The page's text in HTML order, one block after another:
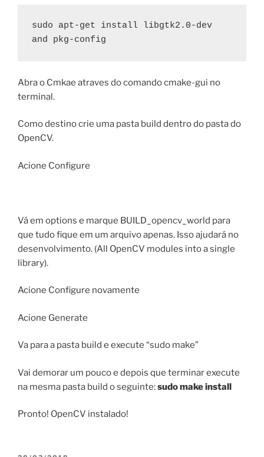
sudo apt-get install libgtk2.0-dev
and pkg-config
Abra o Cmkae atraves do comando cmake-gui no
terminal.
Como destino crie uma pasta build dentro do pasta do
OpenCV.
Acione Configure
Vá em options e marque BUILD_opencv_world para
que tudo fique em um arquivo apenas. Isso ajudará no
desenvolvimento. (All OpenCV modules into a single
library).
Acione Configure novamente
Acione Generate
Va para a pasta build e execute “sudo make”
Vai demorar um pouco e depois que terminar execute
na mesma pasta build o seguinte:sudo make install
Pronto! OpenCV instalado!